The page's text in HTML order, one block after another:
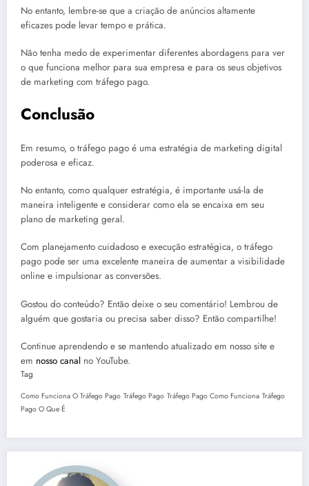
No entanto, lembre-se que a criação de anúncios altamente
eficazes pode levar tempo e prática.
Não tenha medo de experimentar diferentes abordagens para ver
o que funciona melhor para sua empresa e para os seus objetivos
de marketing com tráfego pago.
Conclusão
Em resumo, o tráfego pago é uma estratégia de marketing digital
poderosa e eficaz.
No entanto, como qualquer estratégia, é importante usá-la de
maneira inteligente e considerar como ela se encaixa em seu
plano de marketing geral.
Com planejamento cuidadoso e execução estratégica, o tráfego
pago pode ser uma excelente maneira de aumentar a visibilidade
online e impulsionar as conversões.
Gostou do conteúdo? Então deixe o seu comentário! Lembrou de
alguém que gostaria ou precisa saber disso? Então compartilhe!
Continue aprendendo e se mantendo atualizado em nosso site e
em nosso canal no YouTube.
Tag
Como Funciona O Tráfego Pago Tráfego Pago Tráfego Pago Como Funciona Tráfego
Pago O Que É